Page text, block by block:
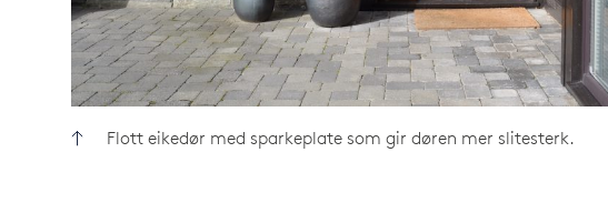
Flott eikedør med sparkeplate som gir døren mer slitesterk.